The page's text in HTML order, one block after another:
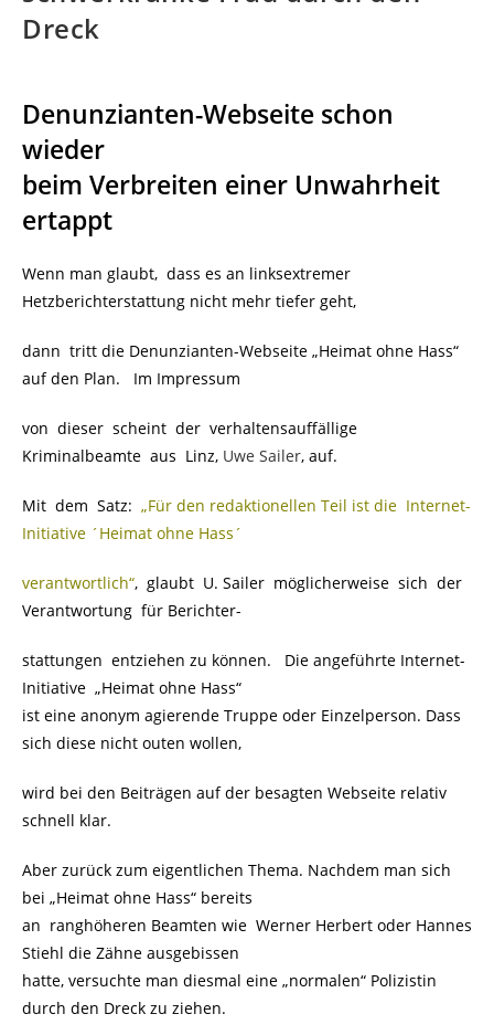
Dreck
Denunzianten-Webseite schon
wieder
beim Verbreiten einer Unwahrheit
ertappt
Wenn man glaubt, dass es an linksextremer
Hetzberichterstattung nicht mehr tiefer geht,
dann tritt die Denunzianten-Webseite „Heimat ohne Hass“
auf den Plan. Im Impressum
von dieser scheint der verhaltensauffällige
Kriminalbeamte aus Linz, Uwe Sailer, auf.
Mit dem Satz: „Für den redaktionellen Teil ist die Internet-
Initiative ´Heimat ohne Hass´
verantwortlich“, glaubt U. Sailer möglicherweise sich der
Verantwortung für Berichter-
stattungen entziehen zu können. Die angeführte Internet-
Initiative „Heimat ohne Hass“
ist eine anonym agierende Truppe oder Einzelperson. Dass
sich diese nicht outen wollen,
wird bei den Beiträgen auf der besagten Webseite relativ
schnell klar.
Aber zurück zum eigentlichen Thema. Nachdem man sich
bei „Heimat ohne Hass“ bereits
an ranghöheren Beamten wie Werner Herbert oder Hannes
Stiehl die Zähne ausgebissen
hatte, versuchte man diesmal eine „normalen“ Polizistin
durch den Dreck zu ziehen.